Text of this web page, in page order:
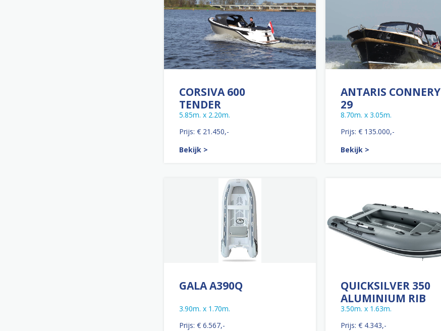
CORSIVA 600
TENDER
5.85m. x 2.20m.
Prijs: € 21.450,-
Bekijk >
ANTARIS CONNERY
29
8.70m. x 3.05m.
Prijs: € 135.000,-
Bekijk >
GALA A390Q
3.90m. x 1.70m.
Prijs: € 6.567,-
QUICKSILVER 350
ALUMINIUM RIB
3.50m. x 1.63m.
Prijs: € 4.343,-